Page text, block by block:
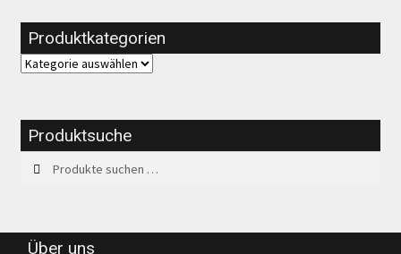
Produktkategorien
Produktsuche
nach:
Suchen
Über uns